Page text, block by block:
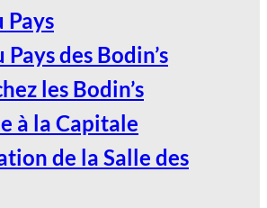
Bodin’s Grandeur
Pays
des Bodin’s
les Bodin’s
à la Capitale
de la Salle des